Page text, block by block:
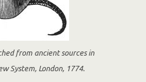
from ancient sources in
System, London, 1774.